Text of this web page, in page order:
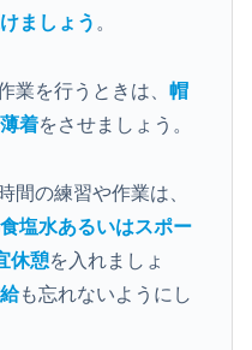
ましょう 。
業を行うときは、 帽
着をさせましょう。
間の練習や作業は、
塩水あるいはスポー
休憩を入れましょ
も忘れないようにし